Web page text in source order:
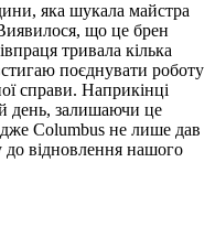
яка шукала майстра
що це брен
тривала кілька
поєднувати роботу
справи. Наприкінці
день, залишаючи це
Сolumbus не лише дав
до відновлення нашого